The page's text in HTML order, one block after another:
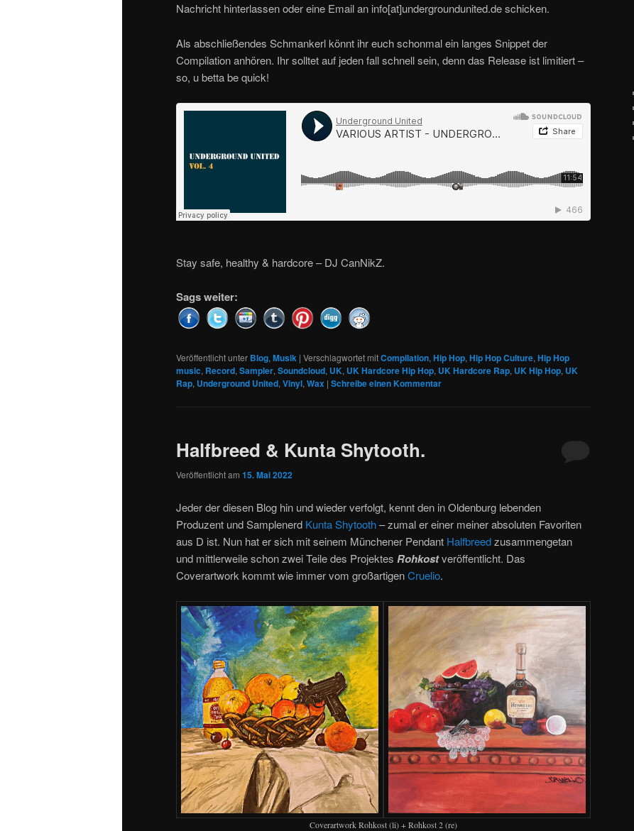
Nachricht hinterlassen oder eine Email an info[at]undergroundunited.de schicken.
Als abschließendes Schmankerl könnt ihr euch schonmal ein langes Snippet der
Compilation anhören. Ihr solltet auf jeden fall schnell sein, denn das Release ist limitiert –
so, u betta be quick!
Stay safe, healthy & hardcore – DJ CanNikZ.
Sags weiter:
Veröffentlicht unter Blog, Musik | Verschlagwortet mitCompilation, Hip Hop, Hip Hop Culture, Hip Hop
music, Record, Sampler, Soundcloud, UK, UK Hardcore Hip Hop, UK Hardcore Rap, UK Hip Hop, UK
Rap, Underground United, Vinyl, Wax | Schreibe einen Kommentar
Halfbreed & Kunta Shytooth.
Veröffentlicht am 15. Mai 2022
Jeder der diesen Blog hin und wieder verfolgt, kennt den in Oldenburg lebenden
Produzent und Samplenerd Kunta Shytooth– zumal er einer meiner absoluten Favoriten
aus D ist. Nun hat er sich mit seinem Münchener Pendant Halfbreedzusammengetan
und mittlerweile schon zwei Teile des Projektes Rohkostveröffentlicht. Das
Coverartwork kommt wie immer vom großartigenCruelio.
Coverartwork Rohkost (li) + Rohkost 2 (re)